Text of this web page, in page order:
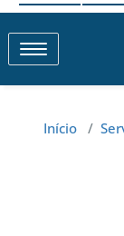
Toggle
Início /